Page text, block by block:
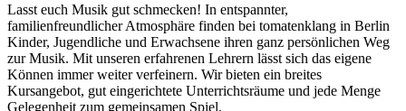
Lasst euch Musik gut schmecken! In entspannter,
familienfreundlicher Atmosphäre finden bei tomatenklang in Berlin
Kinder, Jugendliche und Erwachsene ihren ganz persönlichen Weg
zur Musik. Mit unseren erfahrenen Lehrern lässt sich das eigene
Können immer weiter verfeinern. Wir bieten ein breites
Kursangebot, gut eingerichtete Unterrichtsräume und jede Menge
Gelegenheit zum gemeinsamen Spiel.